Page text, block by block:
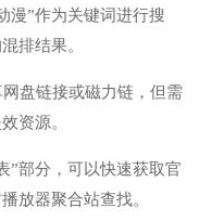
漫”作为关键词进行搜
排结果。
盘链接或磁力链，但需
资源。
”部分，可以快速获取官
放器聚合站查找。